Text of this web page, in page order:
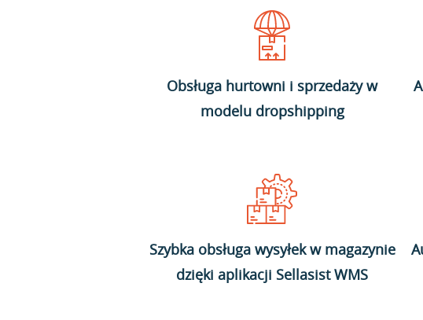
Obsługa hurtowni i sprzedaży w
modelu dropshipping
Szybka obsługa wysyłek w magazynie
dzięki aplikacji Sellasist WMS